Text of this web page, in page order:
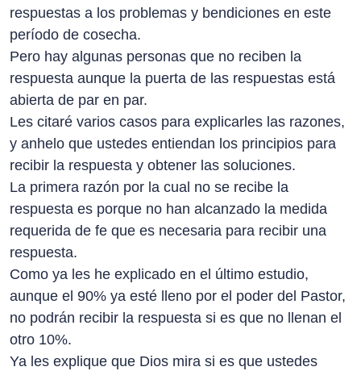
respuestas a los problemas y bendiciones en este
período de cosecha.
Pero hay algunas personas que no reciben la
respuesta aunque la puerta de las respuestas está
abierta de par en par.
Les citaré varios casos para explicarles las razones,
y anhelo que ustedes entiendan los principios para
recibir la respuesta y obtener las soluciones.
La primera razón por la cual no se recibe la
respuesta es porque no han alcanzado la medida
requerida de fe que es necesaria para recibir una
respuesta.
Como ya les he explicado en el último estudio,
aunque el 90% ya esté lleno por el poder del Pastor,
no podrán recibir la respuesta si es que no llenan el
otro 10%.
Ya les explique que Dios mira si es que ustedes